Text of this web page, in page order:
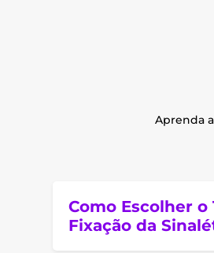
Aprenda
Como Escolher o
Fixação da